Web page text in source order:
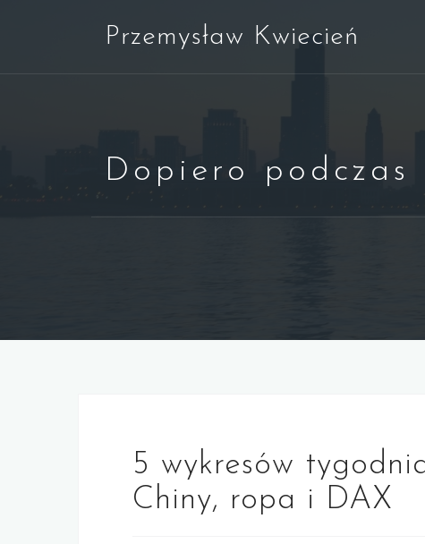
Przemysław Kwiecień
Dopiero podczas
5 wykresów
Chiny, ropa i DAX